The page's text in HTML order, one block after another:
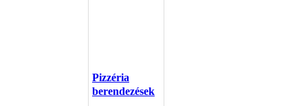
Pizzéria
berendezések